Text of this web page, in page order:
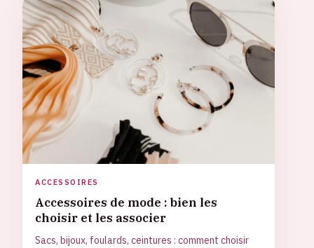
ACCESSOIRES
Accessoires de mode : bien les
choisir et les associer
Sacs, bijoux, foulards, ceintures : comment choisir